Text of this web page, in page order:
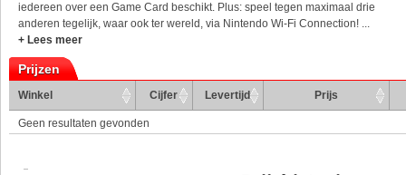
iedereen over een Game Card beschikt. Plus: speel tegen maximaal drie
anderen tegelijk, waar ook ter wereld, via Nintendo Wi-Fi Connection! ...
+ Lees meer
Prijzen
Winkel Cijfer Levertijd Prijs
Geen resultaten gevonden